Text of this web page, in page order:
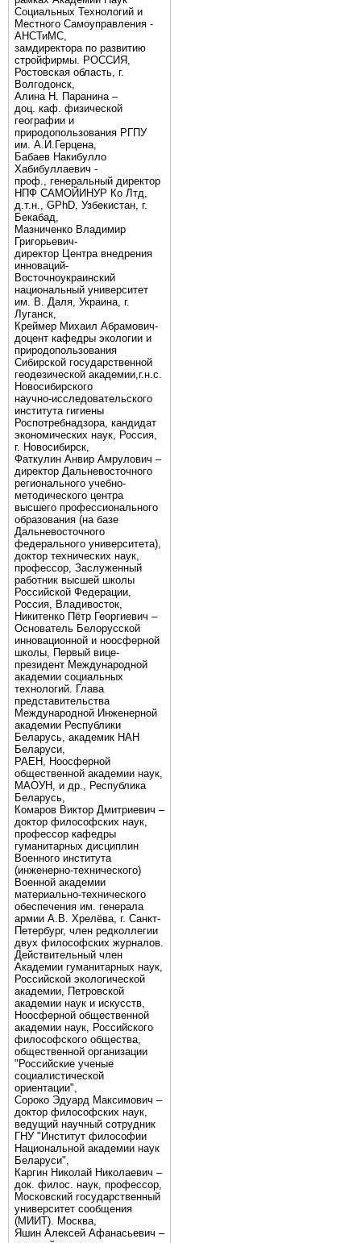
Социальных Технологий и
Местного Самоуправления -
АНСТиМС,
замдиректора по развитию
стройфирмы. РОССИЯ,
Ростовская область, г.
Волгодонск,
Алина Н. Паранина –
доц. каф. физической
географии и
природопользования РГПУ
им. А.И.Герцена,
Бабаев Накибулло
Хабибуллаевич -
проф., генеральный директор
НПФ САМОЙИНУР Ко Лтд,
д.т.н., GPhD, Узбекистан, г.
Бекабад,
Мазниченко Владимир
Григорьевич-
директор Центра внедрения
инноваций-
Восточноукраинский
национальный университет
им. В. Даля, Украина, г.
Луганск,
Креймер Михаил Абрамович-
доцент кафедры экологии и
природопользования
Сибирской государственной
геодезической академии,г.н.с.
Новосибирского
научно-исследовательского
института гигиены
Роспотребнадзора, кандидат
экономических наук, Россия,
г. Новосибирск,
Фаткулин Анвир Амрулович –
директор Дальневосточного
регионального учебно-
методического центра
высшего профессионального
образования (на базе
Дальневосточного
федерального университета),
доктор технических наук,
профессор, Заслуженный
работник высшей школы
Российской Федерации,
Россия, Владивосток,
Никитенко Пётр Георгиевич –
Основатель Белорусской
инновационной и ноосферной
школы, Первый вице-
президент Международной
академии социальных
технологий. Глава
представительства
Международной Инженерной
академии Республики
Беларусь, академик НАН
Беларуси,
РАЕН, Ноосферной
общественной академии наук,
МАОУН, и др., Республика
Беларусь,
Комаров Виктор Дмитриевич –
доктор философских наук,
профессор кафедры
гуманитарных дисциплин
Военного института
(инженерно-технического)
Военной академии
материально-технического
обеспечения им. генерала
армии А.В. Хрелёва, г. Санкт-
Петербург, член редколлегии
двух философских журналов.
Действительный член
Академии гуманитарных наук,
Российской экологической
академии, Петровской
академии наук и искусств,
Ноосферной общественной
академии наук, Российского
философского общества,
общественной организации
"Российские ученые
социалистической
ориентации",
Сороко Эдуард Максимович –
доктор философских наук,
ведущий научный сотрудник
ГНУ "Институт философии
Национальной академии наук
Беларуси",
Каргин Николай Николаевич –
док. филос. наук, профессор,
Московский государственный
университет сообщения
(МИИТ). Москва,
Яшин Алексей Афанасьевич –